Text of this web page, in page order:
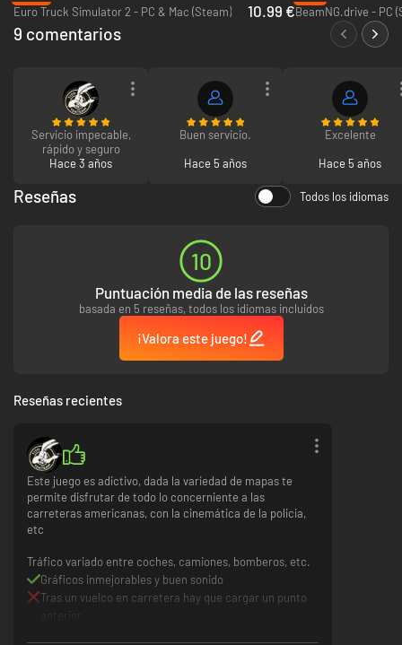
Euro Truck Simulator 2 - PC & Mac (Steam)
10.99 €BeamNG.drive - PC
9 comentarios
Servicio impecable,
rápido y seguro
Hace 3 años
Buen servicio.
Hace 5 años
Excelente
Hace 5 años
Reseñas Todos los idiomas
10
Puntuación media de las reseñas
basada en 5 reseñas, todos los idiomas incluidos
¡Valora este juego!
Reseñas recientes
Este juego es adictivo, dada la variedad de mapas te
permite disfrutar de todo lo concerniente a las
carreteras americanas, con la cinemática de la policia,
etc
Tráfico variado entre coches, camiones, bomberos, etc.
Gráficos inmejorables y buen sonido
Tras un vuelco en carretera hay que cargar un punto